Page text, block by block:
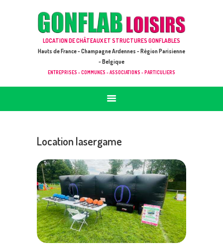
LOCATION DE CHÂTEAUX ET STRUCTURES GONFLABLES
Hauts de France - Champagne Ardennes - Région Parisienne
- Belgique
ENTREPRISES - COMMUNES - ASSOCIATIONS - PARTICULIERS
GONFLAB LOISIRS
ACCUEIL
JEUX À LOUER & PRESTATIONS
CATALOGUE / TARIF
DEMANDE DE DEVIS (SOUS 24H)
Location lasergame